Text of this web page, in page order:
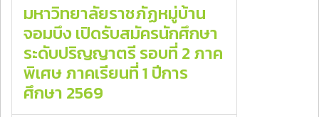
มหาวิทยาลัยราชภัฏหมู่บ้าน
จอมบึง เปิดรับสมัครนักศึกษา
ระดับปริญญาตรี รอบที่ 2 ภาค
พิเศษ ภาคเรียนที่ 1 ปีการ
ศึกษา 2569